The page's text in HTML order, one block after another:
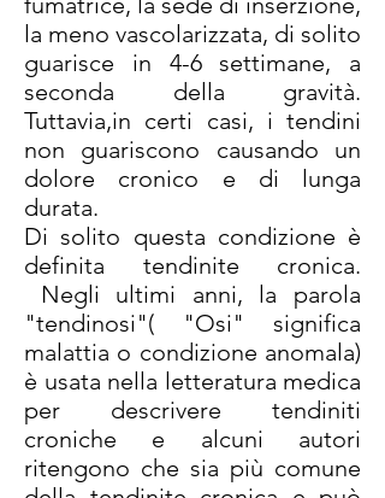
la meno vascolarizzata, di solito
guarisce in 4-6 settimane, a
seconda della gravità.
Tuttavia,in certi casi, i tendini
non guariscono causando un
dolore cronico e di lunga
durata.
Di solito questa condizione è
definita tendinite cronica.
Negli ultimi anni, la parola
"tendinosi"( "Osi" significa
malattia o condizione anomala)
è usata nella letteratura medica
per descrivere tendiniti
croniche e alcuni autori
ritengono che sia più comune